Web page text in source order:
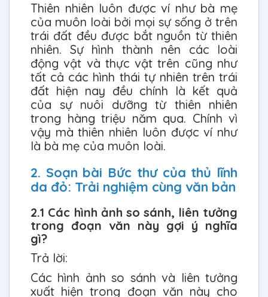
Thiên nhiên luôn được ví như bà mẹ
của muôn loài bởi mọi sự sống ở trên
trái đất đều được bắt nguồn từ thiên
nhiên. Sự hình thành nên các loài
động vật và thực vật trên cũng như
tất cả các hình thái tự nhiên trên trái
đất hiện nay đều chính là kết quả
của sự nuôi dưỡng từ thiên nhiên
trong hàng triệu năm qua. Chính vì
vậy mà thiên nhiên luôn được ví như
là bà mẹ của muôn loài.
2. Soạn bài Bức thư của thủ lĩnh
da đỏ: Trải nghiệm cùng văn bản
2.1 Các hình ảnh so sánh, liên tưởng
trong đoạn văn này gợi ý nghĩa
gì?
Trả lời:
Các hình ảnh so sánh và liên tưởng
xuất hiện trong đoạn văn này cho